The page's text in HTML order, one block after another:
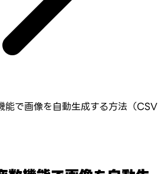
で画像を自動生成する方法（CSV